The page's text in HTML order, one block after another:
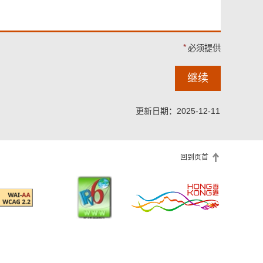
必须提供
继续
更新日期：2025-12-11
回到页首